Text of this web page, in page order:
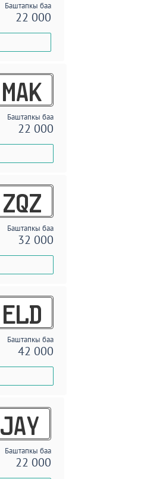
Баштапкы баа
22 000
MAK
Баштапкы баа
22 000
ZQZ
Баштапкы баа
32 000
ELD
Баштапкы баа
42 000
JAY
Баштапкы баа
22 000